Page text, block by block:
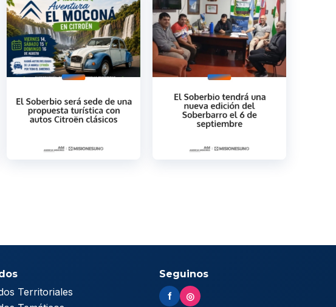
Territoriales
Seguinos
f ◎